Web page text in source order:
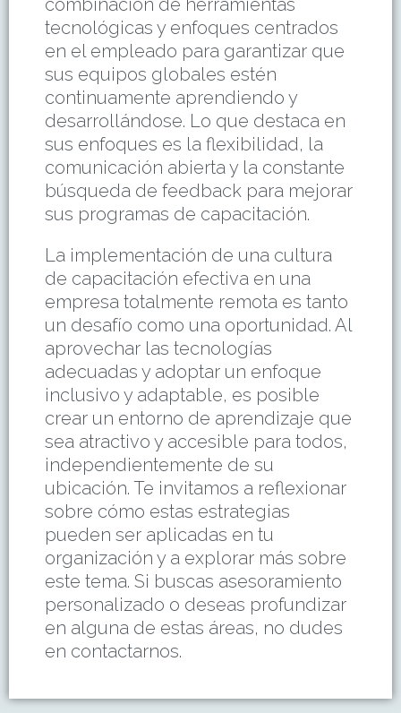
combinación de herramientas
tecnológicas y enfoques centrados
en el empleado para garantizar que
sus equipos globales estén
continuamente aprendiendo y
desarrollándose. Lo que destaca en
sus enfoques es la flexibilidad, la
comunicación abierta y la constante
búsqueda de feedback para mejorar
sus programas de capacitación.
La implementación de una cultura
de capacitación efectiva en una
empresa totalmente remota es tanto
un desafío como una oportunidad. Al
aprovechar las tecnologías
adecuadas y adoptar un enfoque
inclusivo y adaptable, es posible
crear un entorno de aprendizaje que
sea atractivo y accesible para todos,
independientemente de su
ubicación. Te invitamos a reflexionar
sobre cómo estas estrategias
pueden ser aplicadas en tu
organización y a explorar más sobre
este tema. Si buscas asesoramiento
personalizado o deseas profundizar
en alguna de estas áreas, no dudes
en contactarnos.